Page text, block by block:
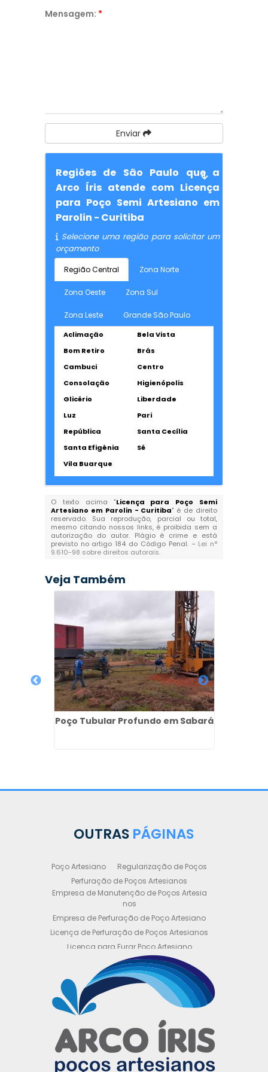
Mensagem: *
Enviar
Regiões de São Paulo que a
Arco Íris atende com Licença
para Poço Semi Artesiano em
Parolin - Curitiba
Selecione uma região para solicitar um
orçamento
Região Central Zona Norte
Zona Oeste Zona Sul
Zona Leste Grande São Paulo
Aclimação
Bela Vista
Bom Retiro
Brás
Cambuci
Centro
Consolação
Higienópolis
Glicério
Liberdade
Luz
Pari
República
Santa Cecília
Santa Efigênia
Sé
Vila Buarque
O texto acima "Licença para Poço Semi
Artesiano em Parolin - Curitiba" é de direito
reservado. Sua reprodução, parcial ou total,
mesmo citando nossos links, é proibida sem a
autorização do autor. Plágio é crime e está
previsto no artigo 184 do Código Penal. – Lei n°
9.610-98 sobre direitos autorais.
Veja Também
Poço Tubular Profundo em Sabará
OUTRAS PÁGINAS
Poço Artesiano
Regularização de Poços
Perfuração de Poços Artesianos
Empresa de Manutenção de Poços Artesia
nos
Empresa de Perfuração de Poço Artesiano
Licença de Perfuração de Poços Artesianos
Licença para Furar Poço Artesiano
Licença para Perfuração de Poço Artesiano
Licença para Poço Semi Artesiano
Manutenção de Poço Semi Artesiano
Manutenção Preventiva de Poços Artesiano
Obtenha sua Licença de Perfuração de Poç
o Artesiano
Orçamento de Poço Semi Artesiano
Orçamento para Perfuração de Poço Artesi